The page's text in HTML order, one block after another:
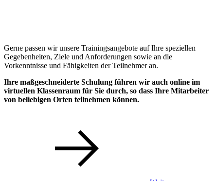
Gerne passen wir unsere Trainingsangebote auf Ihre speziellen
Gegebenheiten, Ziele und Anforderungen sowie an die
Vorkenntnisse und Fähigkeiten der Teilnehmer an.
Ihre maßgeschneiderte Schulung führen wir auch online im
virtuellen Klassenraum für Sie durch, so dass Ihre Mitarbeiter
von beliebigen Orten teilnehmen können.